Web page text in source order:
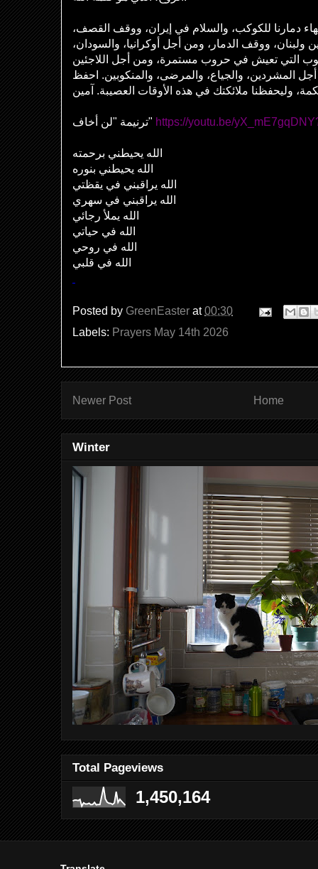
دمارنا للكوكب، والسلام في إيران، ووقف القصف،
ووقف الدمار، ومن أجل أوكرانيا، والسودان،
التي تعيش في حروب مستمرة، ومن أجل اللاجئين
المشردين، والجياع، والمرضى، والمنكوبين. احفظ
وليحفظنا ملائكتك في هذه الأوقات العصيبة. آمين
ترنيمة "لن أخاف" https://youtu.be/
الله يحيطني برحمته
الله يحيطني بنوره
الله يراقبني في يقظتي
الله يراقبني في سهري
الله يملأ رجائي
الله في حياتي
الله في روحي
الله في قلبي
Posted by GreenEaster at00:30
Labels: Prayers May 14th 2026
Newer Post Home
Winter
Total Pageviews
1,450,164